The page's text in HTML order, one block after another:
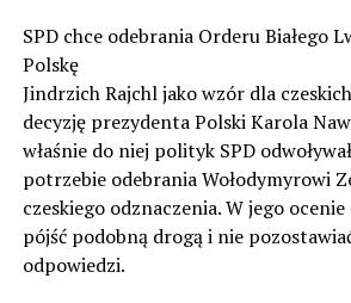
SPD chce odebrania Orderu Białego
Polskę
Jindrzich Rajchl jako wzór dla czeskich
decyzję prezydenta Polski Karola
właśnie do niej polityk SPD
potrzebie odebrania Wołodymyrowi
czeskiego odznaczenia. W jego
pójść podobną drogą i nie
odpowiedzi.